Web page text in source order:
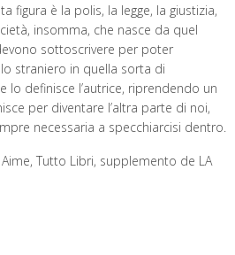
figura è la polis, la legge, la giustizia,
insomma, che nasce da quel
sottoscrivere per poter
straniero in quella sorta di
lo definisce l’autrice, riprendendo un
per diventare l’altra parte di noi,
necessaria a specchiarcisi dentro.
Tutto Libri, supplemento de LA